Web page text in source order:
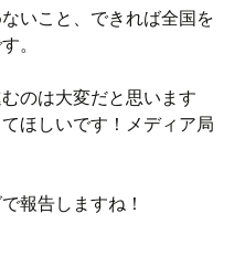
いこと、できれば全国を
。
のは大変だと思います
ほしいです！メディア局
報告しますね！